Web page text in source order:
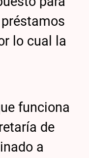
lo cual la
funciona
de
a